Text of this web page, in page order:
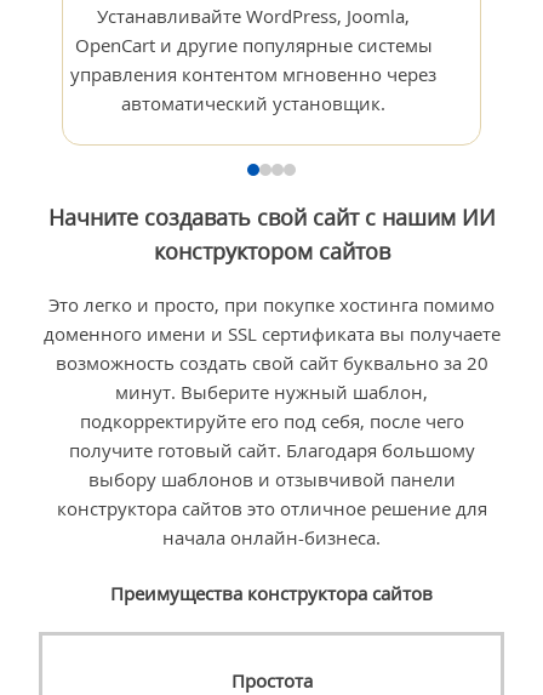
Устанавливайте WordPress, Joomla,
OpenCart и другие популярные системы
управления контентом мгновенно через
автоматический установщик.
Начните создавать свой сайт с нашим ИИ
конструктором сайтов
Это легко и просто, при покупке хостинга помимо
доменного имени и SSL сертификата вы получаете
возможность создать свой сайт буквально за 20
минут. Выберите нужный шаблон,
подкорректируйте его под себя, после чего
получите готовый сайт. Благодаря большому
выбору шаблонов и отзывчивой панели
конструктора сайтов это отличное решение для
начала онлайн-бизнеса.
Преимущества конструктора сайтов
Простота